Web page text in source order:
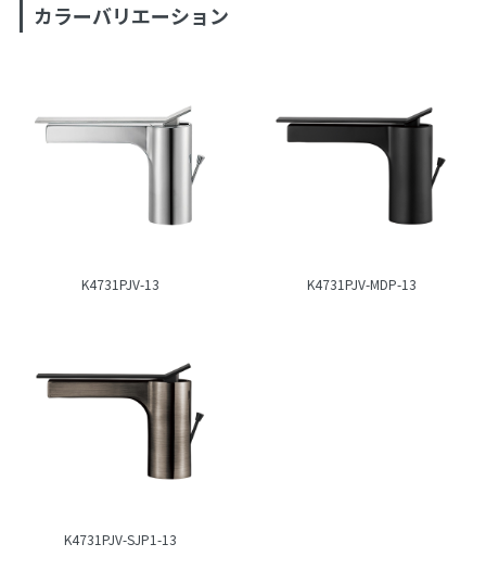
カラーバリエーション
K4731PJV-13 K4731PJV-MDP-13
K4731PJV-SJP1-13